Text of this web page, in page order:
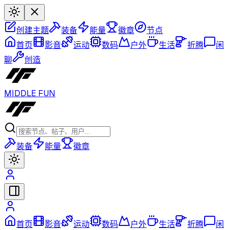
创建主题 装备 能量 徽章
节点
首页
影音 运动 数码 户外 生活 折腾
闲
聊
创造
MIDDLE FUN
装备 能量 徽章
首页 影音 运动 数码 户外 生活 折腾
闲